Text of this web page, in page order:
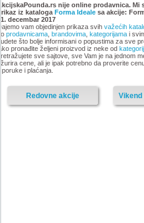
namestaja, akcija 6. novembar
do 9. decembar 2018
-istekla akcija-
nije online prodavnica. Mi
iz kataloga Forma Idealesa akcije:
decembar 2017
vam objedinjen prikaza svih važećih
prodavnicama, brandovima, kategorijamai
što bolje informisani o popustima za sve
pronađite željeni proizvod iz neke od
sve sajtove, sve Vam je na jednom
cene, ali je ipak potrebno da proverite
i plaćanja.
Vikend
Redovne akcije